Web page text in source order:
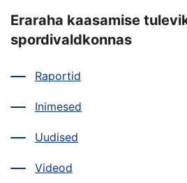
Eraraha kaasamise
spordivaldkonnas
Raportid
Inimesed
Uudised
Videod